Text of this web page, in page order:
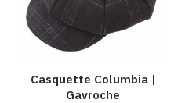
Casquette Columbia |
Gavroche